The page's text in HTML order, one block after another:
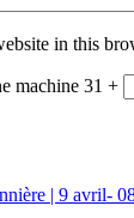
in this
machine 31 +